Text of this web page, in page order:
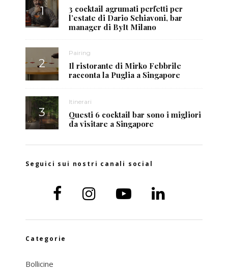
3 cocktail agrumati perfetti per
l’estate di Dario Schiavoni, bar
manager di ByIt Milano
Pairing
Il ristorante di Mirko Febbrile
racconta la Puglia a Singapore
Itinerari
Questi 6 cocktail bar sono i migliori
da visitare a Singapore
Seguici sui nostri canali social
Categorie
Bollicine